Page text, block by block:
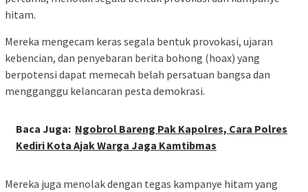
hitam.
Mereka mengecam keras segala bentuk provokasi, ujaran
kebencian, dan penyebaran berita bohong (hoax) yang
berpotensi dapat memecah belah persatuan bangsa dan
mengganggu kelancaran pesta demokrasi.
Baca Juga: Ngobrol Bareng Pak Kapolres, Cara Polres
Kediri Kota Ajak Warga Jaga Kamtibmas
Mereka juga menolak dengan tegas kampanye hitam yang